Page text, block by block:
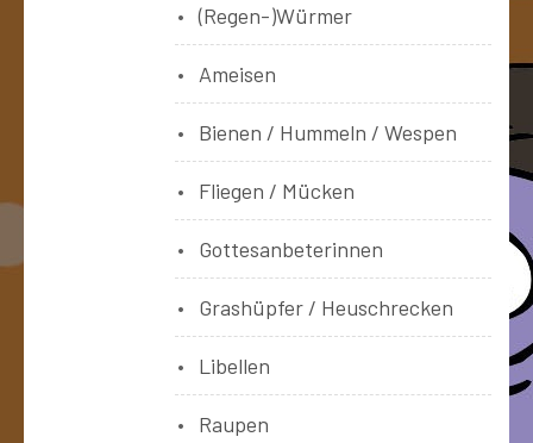
(Regen-)Würmer
Ameisen
Bienen / Hummeln / Wespen
Fliegen / Mücken
Gottesanbeterinnen
Grashüpfer / Heuschrecken
Libellen
Raupen